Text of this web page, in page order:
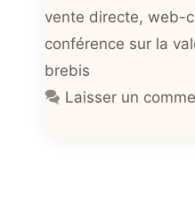
vente directe, web-
conférence sur la
brebis
Laisser un